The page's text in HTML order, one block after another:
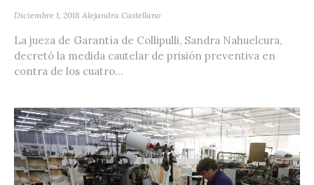
Diciembre 1, 2018 Alejandra Castellano
La jueza de Garantía de Collipulli, Sandra Nahuelcura,
decretó la medida cautelar de prisión preventiva en
contra de los cuatro...